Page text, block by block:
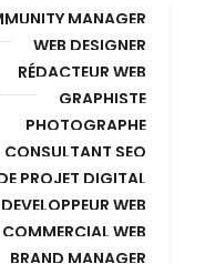
MANAGER
WEB DESIGNER
RÉDACTEUR WEB
GRAPHISTE
PHOTOGRAPHE
CONSULTANT SEO
PROJET DIGITAL
DEVELOPPEUR WEB
COMMERCIAL WEB
BRAND MANAGER